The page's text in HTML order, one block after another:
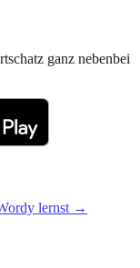
ganz nebenbei
lernst →